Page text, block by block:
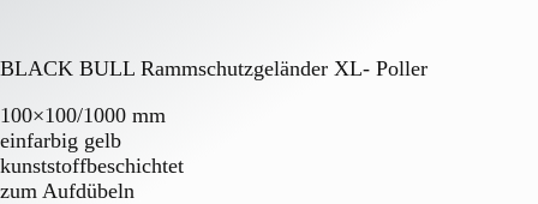
BLACK BULL Rammschutzgeländer XL- Poller
100×100/1000 mm
einfarbig gelb
kunststoffbeschichtet
zum Aufdübeln